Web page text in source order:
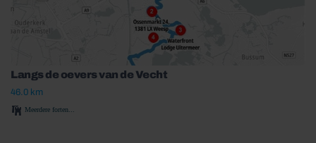
Langs de oevers van de Vecht
46.0 km
Meerdere forten...